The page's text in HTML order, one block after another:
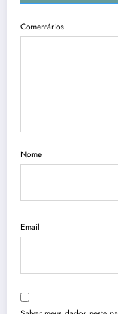
Comentários
Nome
Email